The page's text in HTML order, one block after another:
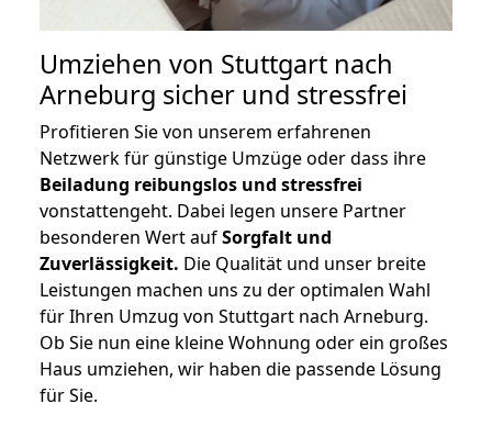
Umziehen von Stuttgart nach
Arneburg sicher und stressfrei
Profitieren Sie von unserem erfahrenen
Netzwerk für günstige Umzüge oder dass ihre
Beiladung reibungslos und stressfrei
vonstattengeht. Dabei legen unsere Partner
besonderen Wert aufSorgfalt und
Zuverlässigkeit. Die Qualität und unser breite
Leistungen machen uns zu der optimalen Wahl
für Ihren Umzug von Stuttgart nach Arneburg.
Ob Sie nun eine kleine Wohnung oder ein großes
Haus umziehen, wir haben die passende Lösung
für Sie.